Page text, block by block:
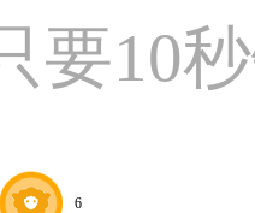
10秒
6